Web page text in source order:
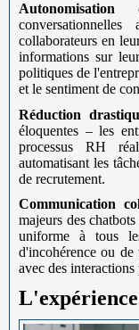
Autonomisation
collaborateurs en
informations sur
politiques de
et le sentiment de
Réduction
éloquentes – les
processus RH
automatisant les
de recrutement.
Communication
majeurs des
uniforme à tous
d'incohérence ou
avec des